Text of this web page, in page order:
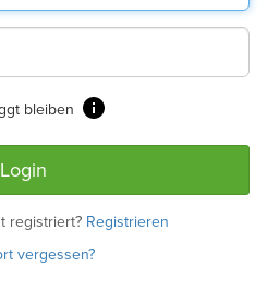
bleiben
registriert? Registrieren
vergessen?